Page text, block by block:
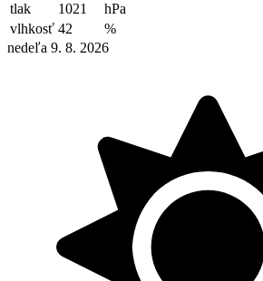
tlak
1021
hPa
vlhkosť 42
%
nedeľa 9. 8. 2026